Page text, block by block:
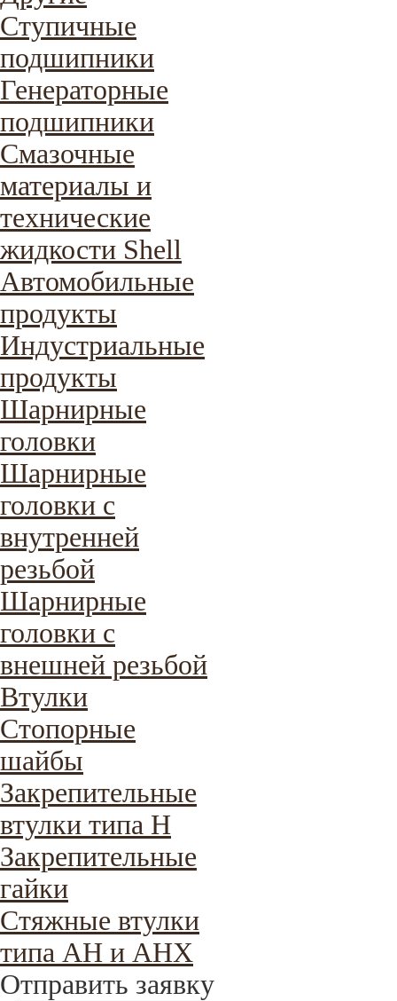
Ступичные
подшипники
Генераторные
подшипники
Смазочные
материалы и
технические
жидкости Shell
Автомобильные
продукты
Индустриальные
продукты
Шарнирные
головки
Шарнирные
головки с
внутренней
резьбой
Шарнирные
головки с
внешней резьбой
Втулки
Стопорные
шайбы
Закрепительные
втулки типа H
Закрепительные
гайки
Стяжные втулки
типа AH и AHX
Отправить заявку